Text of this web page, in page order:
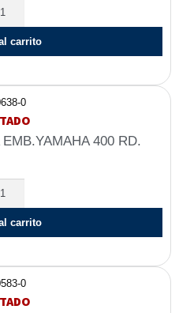
carrito
0
400 RD.
carrito
0